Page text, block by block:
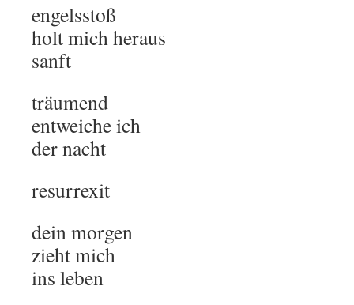
engelsstoß
holt mich heraus
sanft
träumend
entweiche ich
der nacht
resurrexit
dein morgen
zieht mich
ins leben